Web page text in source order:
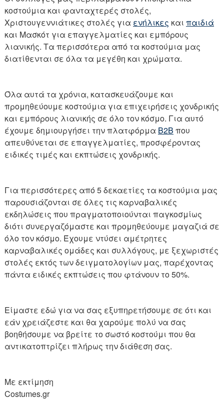
κοστούμια και φανταχτερές στολές,
Χριστουγεννιάτικες στολές για ενήλικες και παιδιά
και Μασκότ για επαγγελματίες και εμπόρους
λιανικής. Τα περισσότερα από τα κοστούμια μας
διατίθενται σε όλα τα μεγέθη και χρώματα.
Όλα αυτά τα χρόνια, κατασκευάζουμε και
προμηθεύουμε κοστούμια για επιχειρήσεις χονδρικής
και εμπόρους λιανικής σε όλο τον κόσμο. Για αυτό
έχουμε δημιουργήσει την πλατφόρμα B2B που
απευθύνεται σε επαγγελματίες, προσφέροντας
ειδικές τιμές και εκπτώσεις χονδρικής.
Για περισσότερες από 5 δεκαετίες τα κοστούμια μας
παρουσιάζονται σε όλες τις καρναβαλικές
εκδηλώσεις που πραγματοποιούνται παγκοσμίως
διότι συνεργαζόμαστε και προμηθεύουμε μαγαζιά σε
όλο τον κόσμο. Έχουμε ντύσει αμέτρητες
καρναβαλικές ομάδες και συλλόγους, με ξεχωριστές
στολές εκτός των δειγματολογίων μας, παρέχοντας
πάντα ειδικές εκπτώσεις που φτάνουν το 50%.
Είμαστε εδώ για να σας εξυπηρετήσουμε σε ότι και
εάν χρειάζεστε και θα χαρούμε πολύ να σας
βοηθήσουμε να βρείτε το σωστό κοστούμι που θα
αντικατοπτρίζει πλήρως την διάθεση σας.
Με εκτίμηση
Costumes.gr